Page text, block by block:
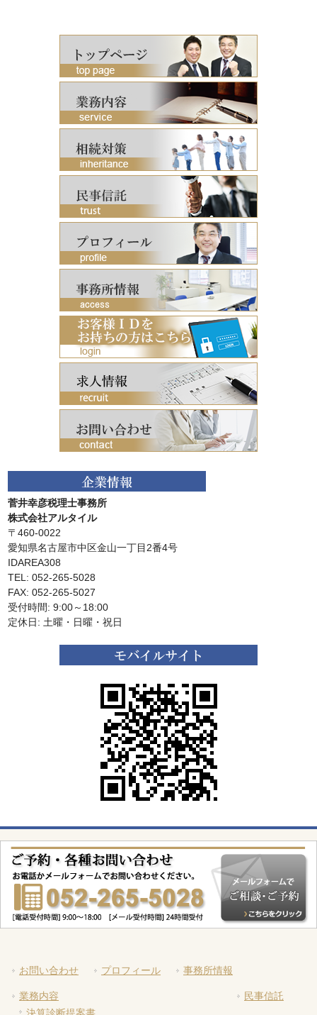
菅井幸彦税理士事務所
株式会社アルタイル
〒460-0022
愛知県名古屋市中区金山一丁目2番4号
IDAREA308
TEL: 052-265-5028
FAX: 052-265-5027
受付時間: 9:00～18:00
定休日: 土曜・日曜・祝日
お問い合わせ プロフィール 事務所情報
業務内容
民事信託